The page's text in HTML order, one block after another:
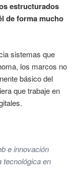
estructurados
de forma mucho
sistemas que
los marcos no
básico del
que trabaje en
e innovación
tecnológica en